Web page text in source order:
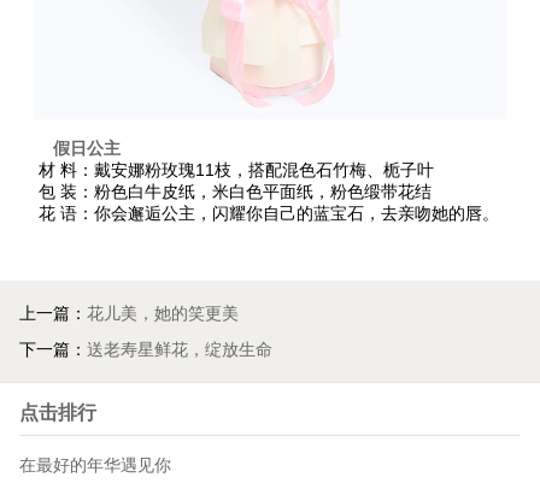
假日公主
材 料：戴安娜粉玫瑰11枝，搭配混色石竹梅、栀子叶
包 装：粉色白牛皮纸，米白色平面纸，粉色缎带花结
花 语：你会邂逅公主，闪耀你自己的蓝宝石，去亲吻她的唇。
上一篇： 花儿美，她的笑更美
下一篇： 送老寿星鲜花，绽放生命
点击排行
在最好的年华遇见你